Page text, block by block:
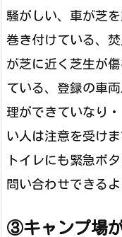
騒がしい、車が芝
巻き付けている、
が芝に近く芝生が
ている、登録の車
理ができていなり
い人は注意を受けま
トイレにも緊急ボ
問い合わせできる
③キャンプ場